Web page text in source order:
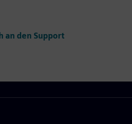
an den Support